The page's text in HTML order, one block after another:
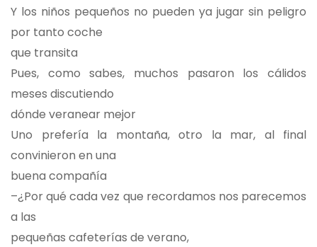
Y los niños pequeños no pueden ya jugar sin peligro
por tanto coche
que transita
Pues, como sabes, muchos pasaron los cálidos
meses discutiendo
dónde veranear mejor
Uno prefería la montaña, otro la mar, al final
convinieron en una
buena compañía
–¿Por qué cada vez que recordamos nos parecemos
a las
pequeñas cafeterías de verano,